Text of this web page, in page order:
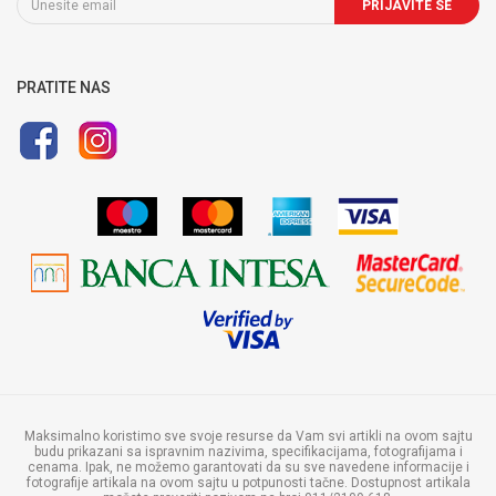
Uslovi korišćenja i prodaje
Uputstvo za online kupovinu
PRIJAVITE SE
PRATITE NAS
Maksimalno koristimo sve svoje resurse da Vam svi artikli na ovom sajtu
budu prikazani sa ispravnim nazivima, specifikacijama, fotografijama i
cenama. Ipak, ne možemo garantovati da su sve navedene informacije i
fotografije artikala na ovom sajtu u potpunosti tačne. Dostupnost artikala